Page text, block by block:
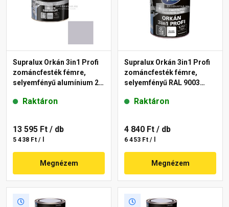
Supralux Orkán 3in1 Profi
zománcfesték fémre,
selyemfényű alumínium 2,5
Raktáron
13 595 Ft / db
5 438 Ft / l
Megnézem
Supralux Orkán 3in1 Profi
zománcfesték fémre,
selyemfényű RAL 9003
Raktáron
4 840 Ft / db
6 453 Ft / l
Megnézem